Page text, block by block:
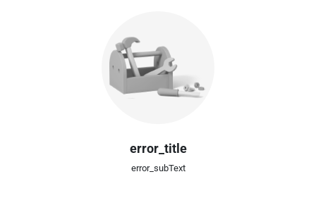
error_title
error_subText